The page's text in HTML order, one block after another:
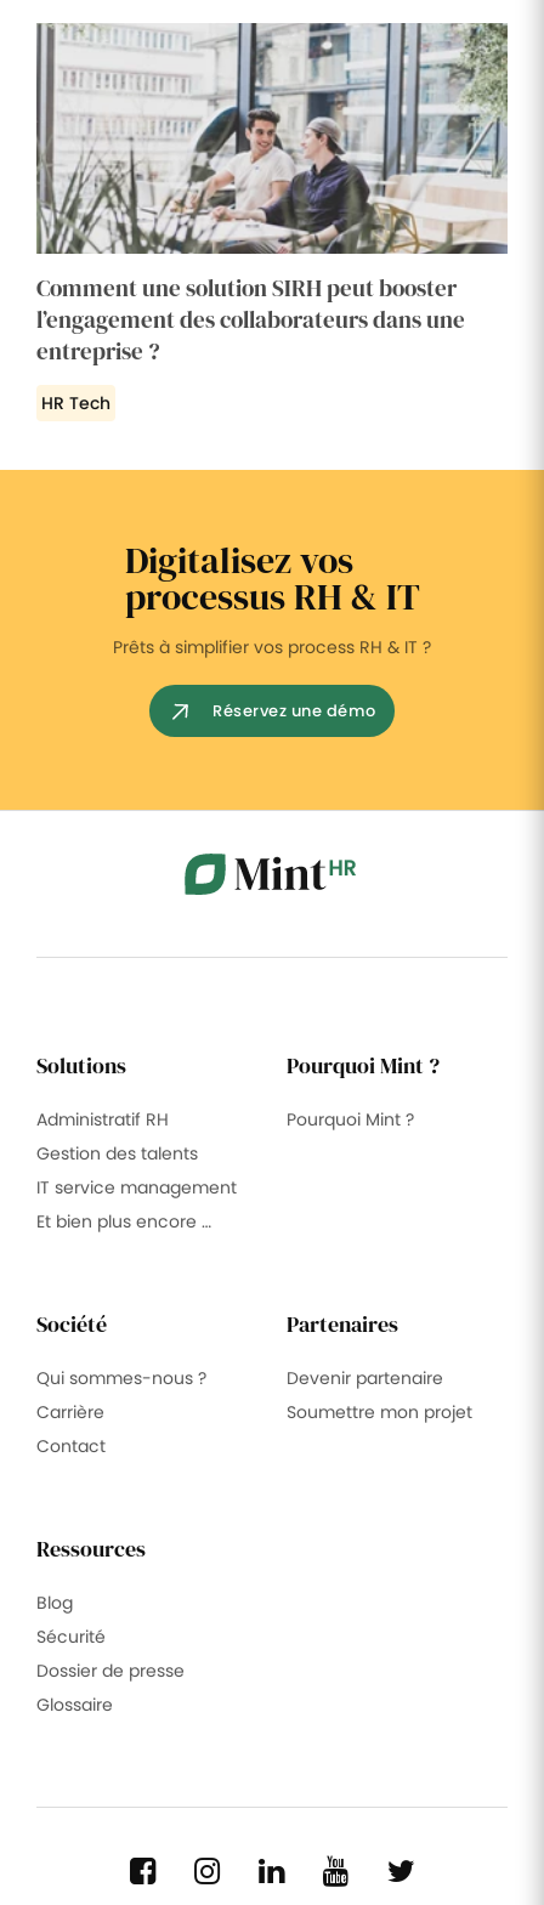
Comment une solution SIRH peut booster
l’engagement des collaborateurs dans une
entreprise ?
HR Tech
Digitalisez vos
processus RH & IT
Prêts à simplifier vos process RH & IT ?
Réservez une démo
Solutions
Administratif RH
Gestion des talents
IT service management
Et bien plus encore …
Pourquoi Mint ?
Pourquoi Mint ?
Société
Qui sommes-nous ?
Carrière
Contact
Partenaires
Devenir partenaire
Soumettre mon projet
Ressources
Blog
Sécurité
Dossier de presse
Glossaire